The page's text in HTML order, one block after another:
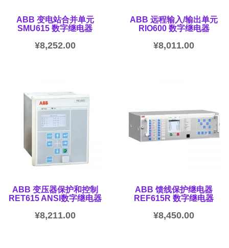
ABB 变电站合并单元
SMU615 数字继电器
¥8,252.00
ABB 远程输入/输出单元
RIO600 数字继电器
¥8,011.00
ABB 变压器保护和控制
RET615 ANSI数字继电器
¥8,211.00
ABB 馈线保护继电器
REF615R 数字继电器
¥8,450.00